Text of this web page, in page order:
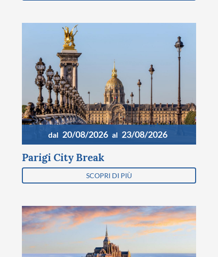
dal 20/08/2026 al 23/08/2026
Parigi City Break
SCOPRI DI PIÙ